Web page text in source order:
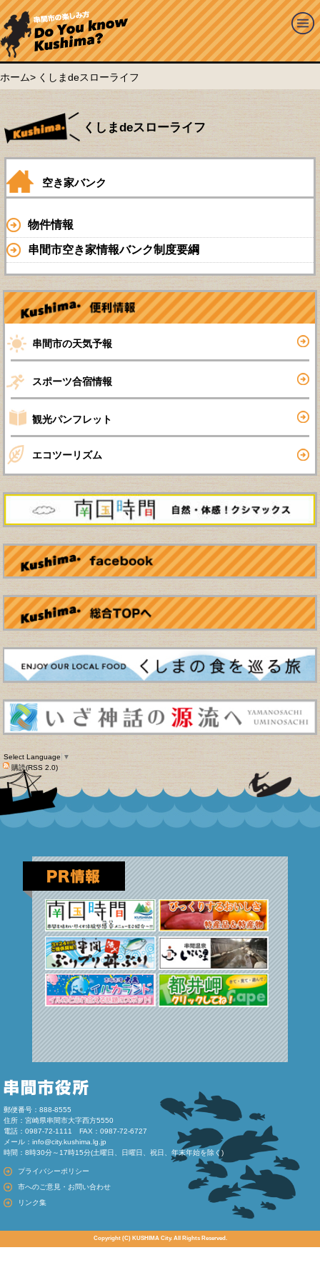
ホーム> くしまdeスローライフ
くしまdeスローライフ
空き家バンク
物件情報
串間市空き家情報バンク制度要綱
串間市の天気予報
スポーツ合宿情報
観光パンフレット
エコツーリズム
Select Language ▼
購読(RSS 2.0)
郵便番号：888-8555
住所：宮崎県串間市大字西方5550
電話：0987-72-1111 FAX：0987-72-6727
メール： info@city.kushima.lg.jp
時間：8時30分～17時15分(土曜日、日曜日、祝日、年末年始を除く)
プライバシーポリシー
市へのご意見・お問い合わせ
リンク集
Copyright (C) KUSHIMA City. All Rights Reserved.